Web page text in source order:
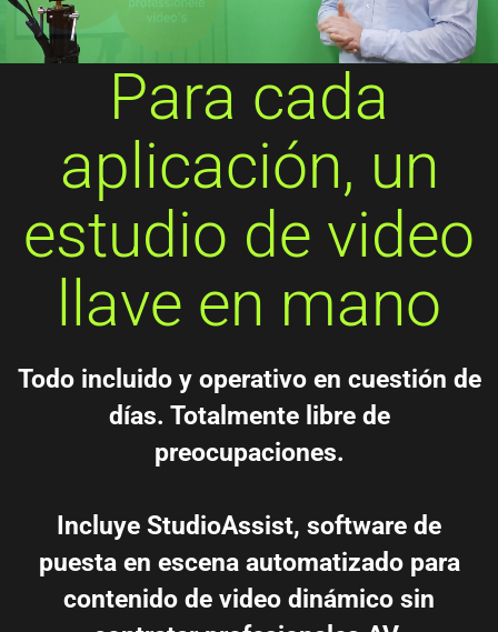
Para cada
aplicación, un
estudio de video
llave en mano
Todo incluido y operativo en cuestión de
días. Totalmente libre de
preocupaciones.
Incluye StudioAssist, software de
puesta en escena automatizado para
contenido de video dinámico sin